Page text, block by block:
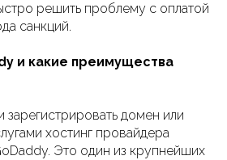
решить проблему с оплатой
санкций.
и какие преимущества
домен или
хостинг провайдера
Это один из крупнейших